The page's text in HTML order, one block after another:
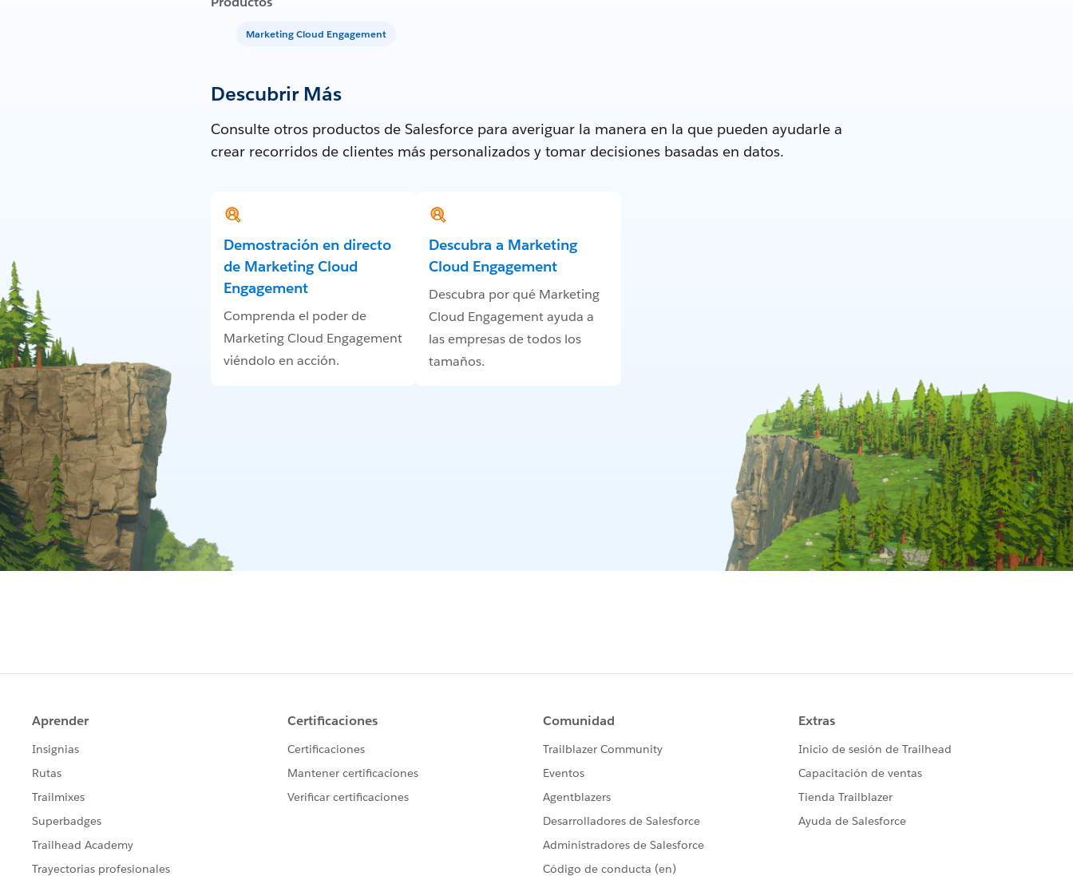
Marketing Cloud Engagement
Descubrir Más
Consulte otros productos de Salesforce para averiguar la manera en la que pueden ayudarle a
crear recorridos de clientes más personalizados y tomar decisiones basadas en datos.
Demostración en directo
de Marketing Cloud
Engagement
Comprenda el poder de
Marketing Cloud Engagement
viéndolo en acción.
Descubra a Marketing
Cloud Engagement
Descubra por qué Marketing
Cloud Engagement ayuda a
las empresas de todos los
tamaños.